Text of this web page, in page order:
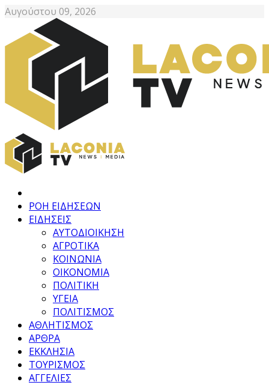
Αυγούστου 09, 2026
ΡΟΗ ΕΙΔΗΣΕΩΝ
ΕΙΔΗΣΕΙΣ
ΑΥΤΟΔΙΟΙΚΗΣΗ
ΑΓΡΟΤΙΚΑ
ΚΟΙΝΩΝΙΑ
ΟΙΚΟΝΟΜΙΑ
ΠΟΛΙΤΙΚΗ
ΥΓΕΙΑ
ΠΟΛΙΤΙΣΜΟΣ
ΑΘΛΗΤΙΣΜΟΣ
ΑΡΘΡΑ
ΕΚΚΛΗΣΙΑ
ΤΟΥΡΙΣΜΟΣ
ΑΓΓΕΛΙΕΣ